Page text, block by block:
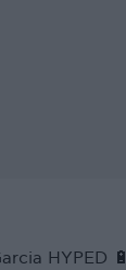
HYPED 🔋